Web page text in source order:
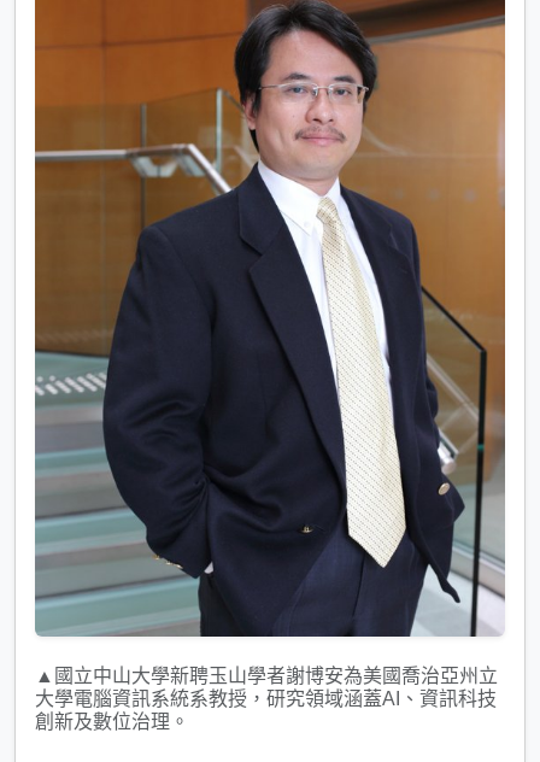
▲國立中山大學新聘玉山學者謝博安為美國喬治亞州立
大學電腦資訊系統系教授，研究領域涵蓋AI、資訊科技
創新及數位治理。